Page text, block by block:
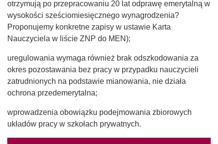
otrzymują po przepracowaniu 20 lat odprawę emerytalną w
wysokości sześciomiesięcznego wynagrodzenia?
Proponujemy konkretne zapisy w ustawie Karta
Nauczyciela w liście ZNP do MEN);
uregulowania wymaga również brak odszkodowania za
okres pozostawania bez pracy w przypadku nauczycieli
zatrudnionych na podstawie mianowania, nie działa
ochrona przedemerytalna;
wprowadzenia obowiązku podejmowania zbiorowych
układów pracy w szkołach prywatnych.